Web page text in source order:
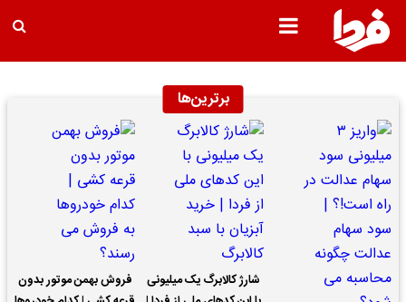
برترین‌ها
شارژ کالابرگ یک میلیونی
فروش بهمن موتور بدون